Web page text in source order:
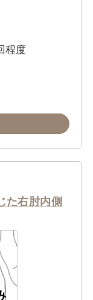
程度
た右肘内側